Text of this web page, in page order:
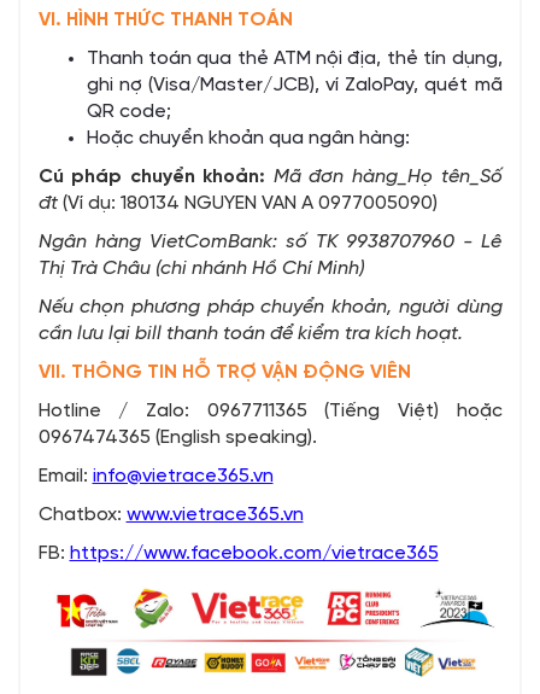
VI. HÌNH THỨC THANH TOÁN
Thanh toán qua thẻ ATM nội địa, thẻ tín dụng,
ghi nợ (Visa/Master/JCB), ví ZaloPay, quét mã
QR code;
Hoặc chuyển khoản qua ngân hàng:
Cú pháp chuyển khoản: Mã đơn hàng_Họ tên_Số
đt(Ví dụ: 180134 NGUYEN VAN A 0977005090)
Ngân hàng VietComBank: số TK 9938707960 - Lê
Thị Trà Châu (chi nhánh Hồ Chí Minh)
Nếu chọn phương pháp chuyển khoản, người dùng
cần lưu lại bill thanh toán để kiểm tra kích hoạt.
VII. THÔNG TIN HỖ TRỢ VẬN ĐỘNG VIÊN
Hotline / Zalo: 0967711365 (Tiếng Việt) hoặc
0967474365 (English speaking).
Email: info@vietrace365.vn
Chatbox: www.vietrace365.vn
FB: https://www.facebook.com/vietrace365